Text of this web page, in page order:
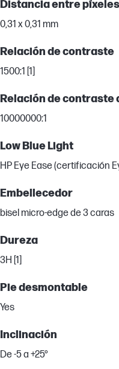
Distancia entre píxeles
0,31 x 0,31 mm
Relación de contraste
1500:1 [1]
Relación de contraste
10000000:1
Low Blue Light
HP Eye Ease (certificación
Embellecedor
bisel micro-edge de 3 caras
Dureza
3H [1]
Pie desmontable
Yes
Inclinación
De -5 a +25°